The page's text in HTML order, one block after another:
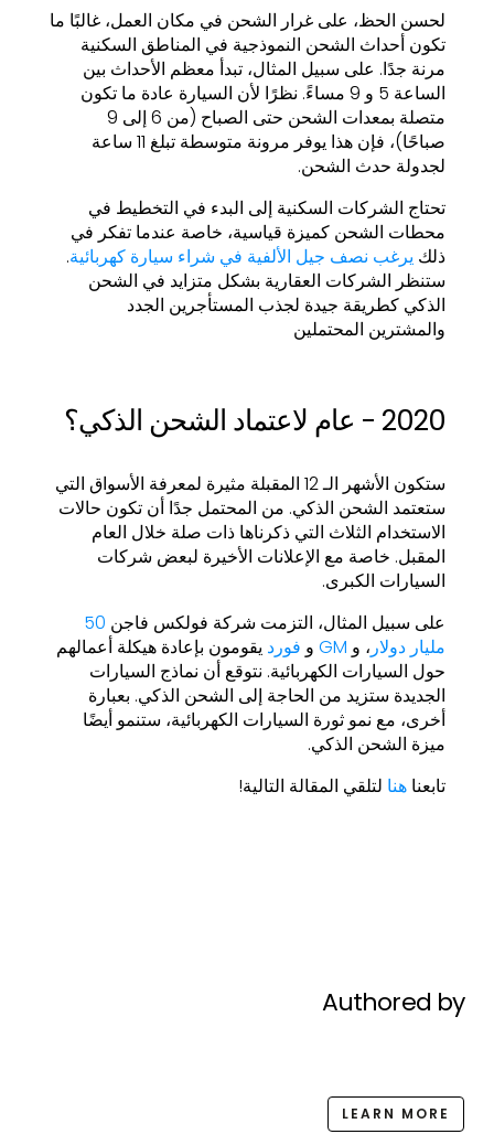
لحسن الحظ، على غرار الشحن في مكان العمل، غالبًا ما
تكون أحداث الشحن النموذجية في المناطق السكنية
مرنة جدًا. على سبيل المثال، تبدأ معظم الأحداث بين
الساعة 5 و 9 مساءً. نظرًا لأن السيارة عادة ما تكون
متصلة بمعدات الشحن حتى الصباح (من 6 إلى 9
صباحًا)، فإن هذا يوفر مرونة متوسطة تبلغ 11 ساعة
لجدولة حدث الشحن.
تحتاج الشركات السكنية إلى البدء في التخطيط في
محطات الشحن كميزة قياسية، خاصة عندما تفكر في
ذلك يرغب نصف جيل الألفية في شراء سيارة كهربائية.
ستنظر الشركات العقارية بشكل متزايد في الشحن
الذكي كطريقة جيدة لجذب المستأجرين الجدد
والمشترين المحتملين
2020 - عام لاعتماد الشحن الذكي؟
ستكون الأشهر الـ 12 المقبلة مثيرة لمعرفة الأسواق التي
ستعتمد الشحن الذكي. من المحتمل جدًا أن تكون حالات
الاستخدام الثلاث التي ذكرناها ذات صلة خلال العام
المقبل. خاصة مع الإعلانات الأخيرة لبعض شركات
السيارات الكبرى.
على سبيل المثال، التزمت شركة فولكس فاجن 50
مليار دولار ، و GM و فورد يقومون بإعادة هيكلة أعمالهم
حول السيارات الكهربائية. نتوقع أن نماذج السيارات
الجديدة ستزيد من الحاجة إلى الشحن الذكي. بعبارة
أخرى، مع نمو ثورة السيارات الكهربائية، ستنمو أيضًا
ميزة الشحن الذكي.
تابعناهنا لتلقي المقالة التالية!
Authored by
LEARN MORE